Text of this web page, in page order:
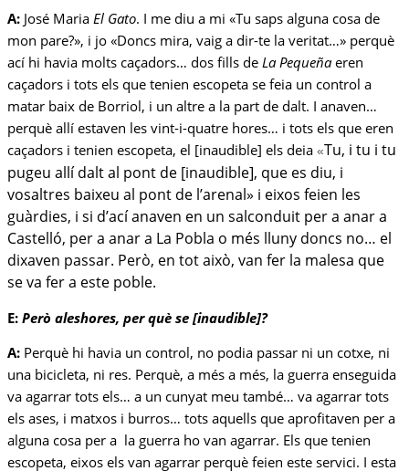
A: José Maria El Gato. I me diu a mi «Tu saps alguna cosa de
mon pare?», i jo «Doncs mira, vaig a dir-te la veritat…» perquè
ací hi havia molts caçadors… dos fills de La Pequeñaeren
caçadors i tots els que tenien escopeta se feia un control a
matar baix de Borriol, i un altre a la part de dalt. I anaven…
perquè allí estaven les vint-i-quatre hores… i tots els que eren
caçadors i tenien escopeta, el [inaudible] els deia «Tu, i tu i tu
pugeu allí dalt al pont de [inaudible], que es diu, i
vosaltres baixeu al pont de l’arenal» i eixos feien les
guàrdies, i si d’ací anaven en un salconduit per a anar a
Castelló, per a anar a La Pobla o més lluny doncs no… el
dixaven passar. Però, en tot això, van fer la malesa que
se va fer a este poble.
E: Però aleshores, per què se [inaudible]?
A: Perquè hi havia un control, no podia passar ni un cotxe, ni
una bicicleta, ni res. Perquè, a més a més, la guerra enseguida
va agarrar tots els… a un cunyat meu també… va agarrar tots
els ases, i matxos i burros… tots aquells que aprofitaven per a
alguna cosa per a la guerra ho van agarrar. Els que tenien
escopeta, eixos els van agarrar perquè feien este servici. I esta